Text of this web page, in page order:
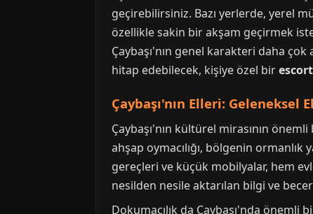
geçirebilirsiniz. Bazı yerlerde, yerel
özellikle sakin bir akşam geçirmek
Çaybaşı'nın genel karakteri daha çok
hitap edebilecek, kişiye özel birescort
Çaybaşı'nın Elleri: Geleneksel
Çaybaşı'nın kültürel mirasının
ahşap oymacılığı, bölgenin
gereçleri ve küçük mobilyalar, hem
nesilden nesile aktarılan bilgi ve
Dokumacılık da Çaybaşı'nda önemli